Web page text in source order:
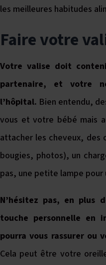
les meilleures habitudes
Faire votre
Votre valise doit
partenaire, et votre
l’hôpital. Bien entendu,
vous et votre bébé mais
attacher les cheveux, des
bougies, photos), un
pas, une petite lampe pour
N’hésitez pas, en plus
touche personnelle en
pourra vous rassurer ou
Cela peut être votre